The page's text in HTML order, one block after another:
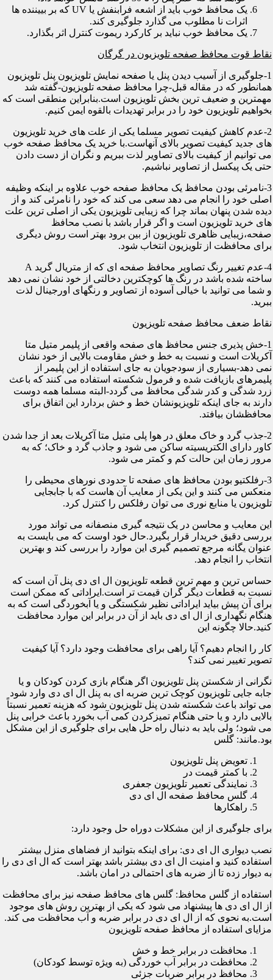
یک محافظ خوب باید از اشعه فرابنفش یا UV که بر بییننده ها
اثرات نا مطلوب می گذارد جلوگیری کند.
یک محافظ خوب نباید بر کارکرد ریموت کنترل اثر بگذارد.
نقاط قوت محافظ صفحه تلویزیون در گرگان
1-جلوگیری از آسیب دیدن پنل یا صفحه نمایش تلویزیون پنل تلویزیون
همانطور که در مقاله قبل-چرا محافظ صفحه تلویزیون-گفته شد
مهمترین و ضعیف ترین بخش تلویزیون است.بنابراین منطقی است که
بخواهیم تلویزیون خود را در برابر تهدیدات بالقوه ایمن کنیم.
2-عدم کاهش کیفیت تصویر مسلما یکی از علت های خرید تلویزیون
های جدید کیفیت تصویر بالای آنهاست.با خرید یک محافظ صفحه خوب
می توانیم از کیفیت بالای تصاویر لذت ببریم و نگران از دست دادن
حتی یک پیکسل از تصاویر نباشیم.
3-نامرئی بودن محافظ یک محافظ صفحه خوب علاوه بر اینکه وظیفه
اصلی خود را انجام می دهد سعی می کند که خود را نامرئی کند و از
دیده شدن پنهان بماند چرا که زیبایی تلویزیون یکی از اصلی ترین علت
های خرید تلویزیون است و اگر قرار باشد با نصب محافظ
صفحه،زیبایی ظاهری تلویزیون از بین برود بهتر است روش دیگری
برای محافظت از تلویزیون انتخاب شود.
4-عدم تغییر رنگ تصاویر محافظ صفحه ای که از متریال گرید A
ساخته شده باشد در رنگ ها کوچکترین دخالتی از خود نشان نمی دهد
و شما می توانید با خیالی آسوده از تصاویر و رنگهای اورجینال لذت
ببرید.
نقاط ضعف محافظ صفحه تلویزیون
1-خش پذیری جنس محافظ های صفحه واقعی از پلیمر متیل متا
آکریلات است و نسبت به خط و خش مقاومت بالایی از خود نشان
نمی دهد-بسیاری از سودجویان به جای استفاده از این پلیمر از
پلیمرهای بازیافت شده و فرمول شکسته استفاده می کنند که باعث
زرد شدگی و کدر شدگی محافظ می گردد-البته مسلما همه دوست
دارند به جای اینکه تلویزیونشان خط و خش بردارد این اتفاق برای
محافظشان بیافتد.
2-جذب گرد و خاک معلق در هوا پلی متیل متا آکریلات بعد از جدا شدن
کاور دارای الکتریسیته ساکن می شود و جاذب گرد و خاک؛ که به
مرور زمان این حالت کم و کمتر می شود.
3-رفلکتیو بودن محافظ های صفحه تا حدودی نورهای محیطی را
منعکس می کنند و این یکی از معایب آن هاست که با جابجایی
تلویزیون یا منابع نوری می توان رفلکس را کنترل کرد.
این معایب و محاسن در یک نتیجه گیری منصفانه می تواند مورد
بررسی دقیق خریدار قرار بگیرد.حال خود اوست که می بایست به
عنوان یگانه مرجع تصمیم گیری این موارد را بررسی کند و بهترین
انتخاب را انجام دهد.
حساس ترین و مهم ترین قطعه تلویزیون ال ای دی پنل آن است که
نسبت به قطعات دیگر گران قیمت تر است.ایراداتی که ممکن است
برای آن پیش بیاید ایراداتی نظیر شکستگی و یا آبخوردگی است که به
هنگام نگهداری از ال ای دی باید از آن در برابر این موارد محافظت
کنید.حالا چگونه این
کار را انجام دهیم؟ آیا راهی برای محافظت وجود دارد؟ آیا کیفیت
تصویر تغییر نمی کند؟
نگرانی از شکستن پنل تلویزیون اگر هنگام بازی کردن کودکان و یا
جابه جایی تلویزیون کوچک ترین ضربه ای به پنل ال ای دی وارد شود
می تواند باعث شکسته شدن پنل تلویزیون شود که هزینه تعمیر نسبتاً
بالایی دارد و یا حتی هنگام تمیزکردن کمی آب بخورد باعث خرابی پنل
می شود؛ ولی باید به دنبال راه حل هایی برای جلوگیری از این مشکل
بود.مانند: گلس
تعویض پنل تلویزیون
با کمتر قیمت در
نمایندگی تعمیر تلویزیون جعفری
گلس محافظ صفحه ال ای دی
راهکارها
برای جلوگیری از این مشکلات دوراه حل وجود دارد:
نصب دیواری ال ای دی: برای اینکه بتوانید از فضاهای منزل بیشتر
استفاده کنید و امنیت ال ای دی بیشتر باشد بهتر است که ال ای دی را
به دیوار زده تا از ضربه های احتمالی در امان باشد.
استفاده از گلس محافظ: گلس های محافظ صفحه نیز برای محافظت
از ال ای دی ها پیشنهاد می شود که یکی از بهترین روش های موجود
است.به نحوی که از ال ای دی در برابر ضربه و آب محافظت می کند.
مزایای استفاده از محافظ صفحه تلویزیون
محافظت در برابر خط و خش
محافظت در برابر آب خوردگی (به ویژه توسط کودکان)
محافظ در برابر ضربات جزئی